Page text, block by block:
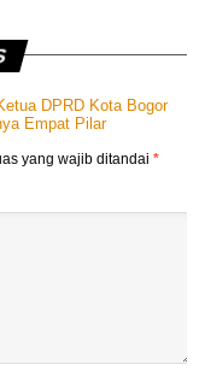
DPRD Kota Bogor
Empat Pilar
yang wajib ditandai *